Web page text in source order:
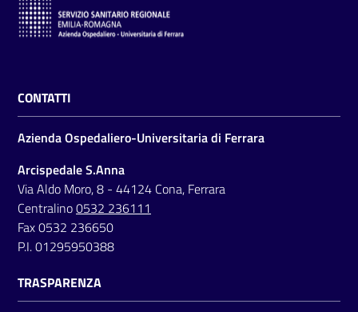
i
o
r
s
p
a
r
e
n
e
CONTATTI
Azienda Ospedaliero-Universitaria di Ferrara
Arcispedale S.Anna
Via Aldo Moro, 8 - 44124 Cona, Ferrara
Centralino0532 236111
Fax 0532 236650
P.I. 01295950388
TRASPARENZA